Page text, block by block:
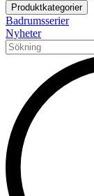
Produktkategorier
Badrumsserier
Nyheter